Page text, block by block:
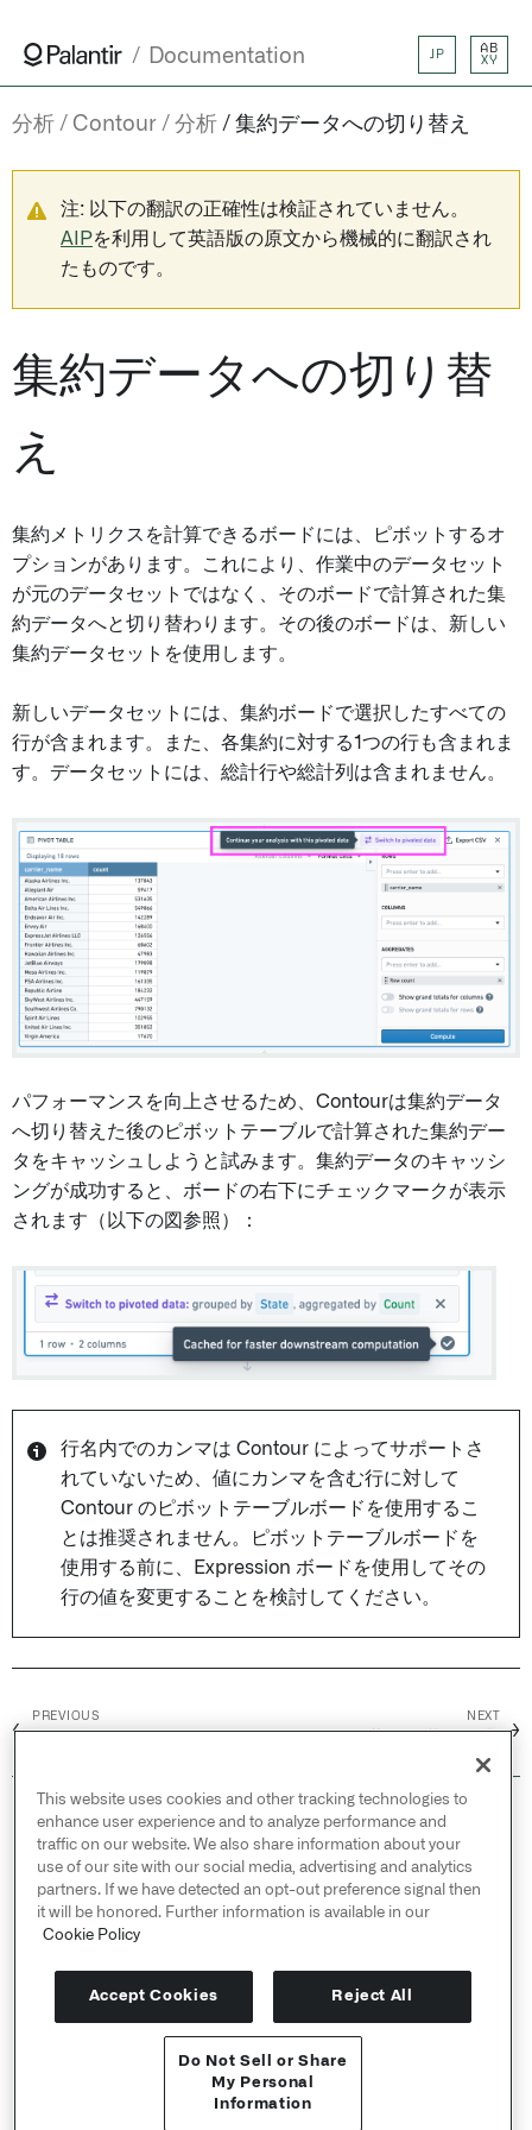
Documentation JP
AB
XY
分析 Contour 分析 集約データへの切り替え
注: 以下の翻訳の正確性は検証されていません。
AIPを利用して英語版の原文から機械的に翻訳され
たものです。
集約データへの切り替
え
集約メトリクスを計算できるボードには、ピボットするオ
プションがあります。これにより、作業中のデータセット
が元のデータセットではなく、そのボードで計算された集
約データへと切り替わります。その後のボードは、新しい
集約データセットを使用します。
新しいデータセットには、集約ボードで選択したすべての
行が含まれます。また、各集約に対する1つの行も含まれま
す。データセットには、総計行や総計列は含まれません。
パフォーマンスを向上させるため、Contourは集約データ
へ切り替えた後のピボットテーブルで計算された集約デー
タをキャッシュしようと試みます。集約データのキャッシ
ングが成功すると、ボードの右下にチェックマークが表示
されます（以下の図参照）：
行名内でのカンマは Contour によってサポートさ
れていないため、値にカンマを含む行に対して
Contour のピボットテーブルボードを使用するこ
とは推奨されません。ピボットテーブルボードを
使用する前に、Expression ボードを使用してその
行の値を変更することを検討してください。
←
PREVIOUS NEXT
→
© 2026 Palantir Technologies Inc. All rights
reserved.
Cookies Statement ↗
Privacy Statement ↗
Terms of Use ↗
Do Not Sell or Share My Personal Information
This website uses cookies and other tracking technologies to
enhance user experience and to analyze performance and
traffic on our website. We also share information about your
use of our site with our social media, advertising and analytics
partners. If we have detected an opt-out preference signal then
it will be honored. Further information is available in our
Cookie Policy
Accept Cookies Reject All
Do Not Sell or Share
My Personal
Information